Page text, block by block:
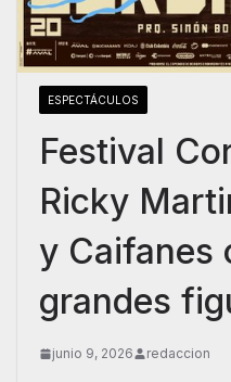
ESPECTÁCULOS
Festival
Ricky
y Caifanes
grandes
junio 9, 2026 redaccion